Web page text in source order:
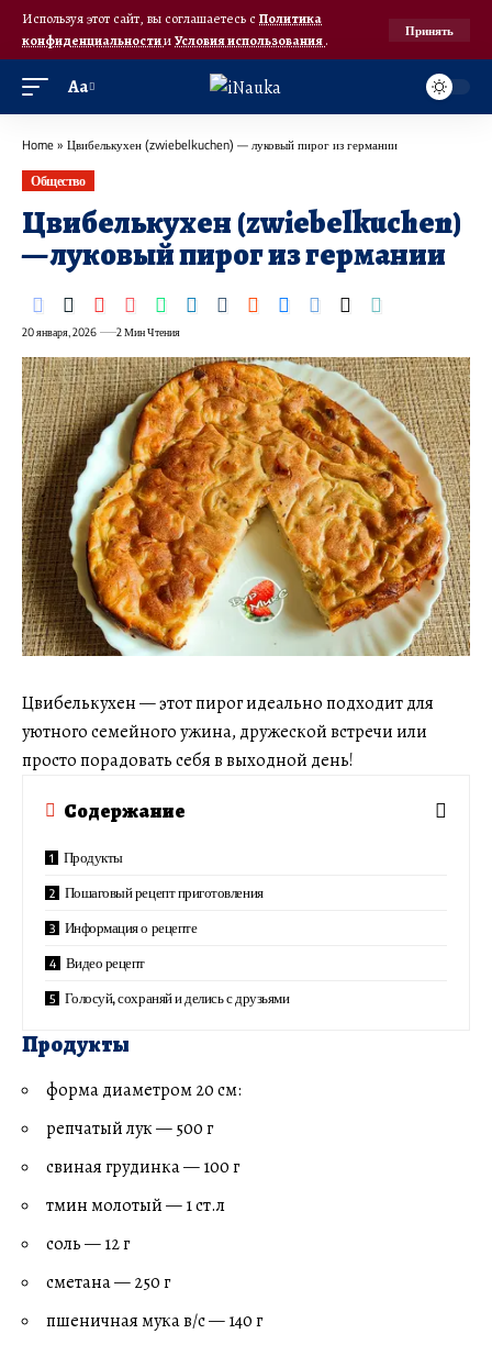
Используя этот сайт, вы соглашаетесь с Политика
конфиденциальностииУсловия использования.
Принять
Аа
Home » Цвибелькухен (zwiebelkuchen) — луковый пирог из германии
Общество
Цвибелькухен (zwiebelkuchen)
— луковый пирог из германии
20 января, 2026 2 Мин Чтения
Цвибелькухен — этот пирог идеально подходит для
уютного семейного ужина, дружеской встречи или
просто порадовать себя в выходной день!
Содержание
Продукты
Пошаговый рецепт приготовления
Информация о рецепте
Видео рецепт
Голосуй, сохраняй и делись с друзьями
Продукты
форма диаметром 20 см:
репчатый лук — 500 г
свиная грудинка — 100 г
тмин молотый — 1 ст.л
соль — 12 г
сметана — 250 г
пшеничная мука в/с — 140 г